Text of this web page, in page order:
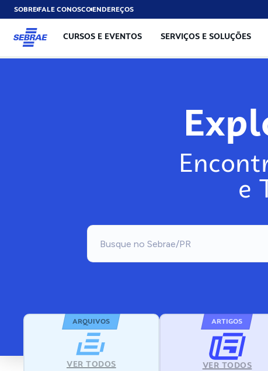
SOBREFALE CONOSCOENDEREÇOS
CURSOS E EVENTOS SERVIÇOS E SOLUÇÕES
e
ARQUIVOS
VER TODOS
ARTIGOS
VER TODOS